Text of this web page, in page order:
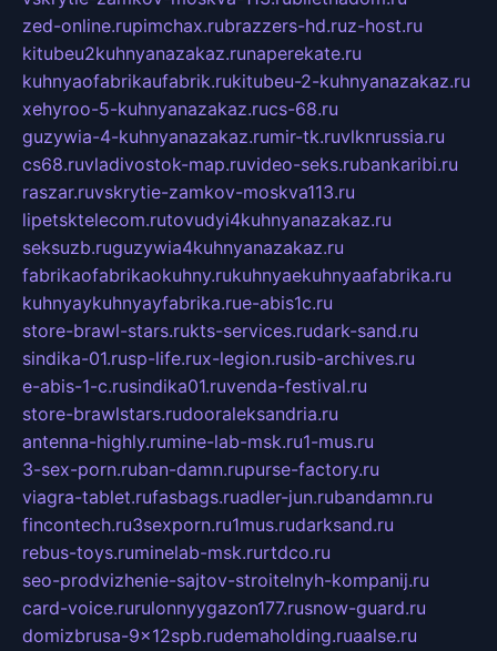
zed-online.rupimchax.rubrazzers-hd.ruz-host.ru
kitubeu2kuhnyanazakaz.runaperekate.ru
kuhnyaofabrikaufabrik.rukitubeu-2-kuhnyanazakaz.ru
xehyroo-5-kuhnyanazakaz.rucs-68.ru
guzywia-4-kuhnyanazakaz.rumir-tk.ruvlknrussia.ru
cs68.ruvladivostok-map.ruvideo-seks.rubankaribi.ru
raszar.ruvskrytie-zamkov-moskva113.ru
lipetsktelecom.rutovudyi4kuhnyanazakaz.ru
seksuzb.ruguzywia4kuhnyanazakaz.ru
fabrikaofabrikaokuhny.rukuhnyaekuhnyaafabrika.ru
kuhnyaykuhnyayfabrika.rue-abis1c.ru
store-brawl-stars.rukts-services.rudark-sand.ru
sindika-01.rusp-life.rux-legion.rusib-archives.ru
e-abis-1-c.rusindika01.ruvenda-festival.ru
store-brawlstars.rudooraleksandria.ru
antenna-highly.rumine-lab-msk.ru1-mus.ru
3-sex-porn.ruban-damn.rupurse-factory.ru
viagra-tablet.rufasbags.ruadler-jun.rubandamn.ru
fincontech.ru3sexporn.ru1mus.rudarksand.ru
rebus-toys.ruminelab-msk.rurtdco.ru
seo-prodvizhenie-sajtov-stroitelnyh-kompanij.ru
card-voice.rurulonnyygazon177.rusnow-guard.ru
domizbrusa-9x12spb.rudemaholding.ruaalse.ru